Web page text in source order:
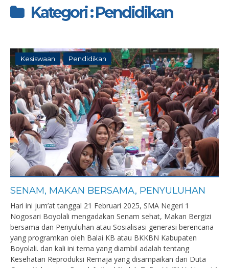
Kategori : Pendidikan
Kesiswaan Pendidikan
SENAM, MAKAN BERSAMA, PENYULUHAN
Hari ini jum’at tanggal 21 Februari 2025, SMA Negeri 1
Nogosari Boyolali mengadakan Senam sehat, Makan Bergizi
bersama dan Penyuluhan atau Sosialisasi generasi berencana
yang programkan oleh Balai KB atau BKKBN Kabupaten
Boyolali. dan kali ini tema yang diambil adalah tentang
Kesehatan Reproduksi Remaja yang disampaikan dari Duta